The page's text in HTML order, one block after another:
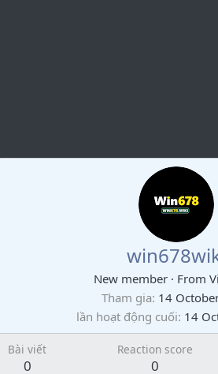
New member · From
Tham gia 14
lần hoạt động cuối 14
Bài viết
0
Reaction score
0